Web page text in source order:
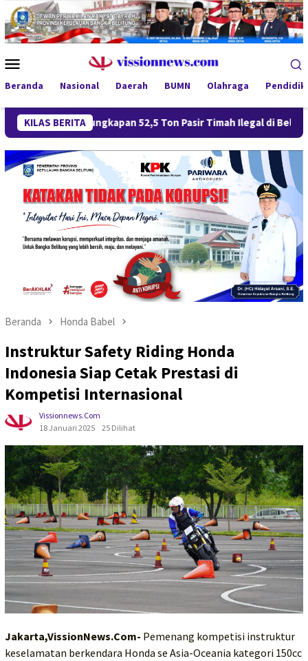
Loncat
ke
konten
Mobile
Beranda Nasional Daerah BUMN Olahraga
KILAS BERITA52,5 Ton Pasir Timah Ilegal di Belitung Berlanjut,
Beranda Honda Babel
Instruktur Safety Riding Honda
Indonesia Siap Cetak Prestasi di
Kompetisi Internasional
Vissionnews.com
18 Januari 2025
25 Dilihat
Jakarta,VissionNews.Com- Pemenang kompetisi instruktur
keselamatan berkendara Honda se Asia-Oceania kategori 150cc